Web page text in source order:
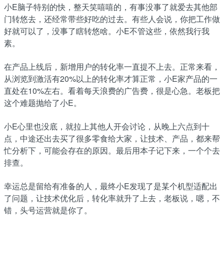
小E脑子特别的快，整天笑嘻嘻的，有事没事了就爱去其他部
门转悠去，还经常带些好吃的过去。有些人会说，你把工作做
好就可以了，没事了瞎转悠啥。小E不管这些，依然我行我
素。
在产品上线后，新增用户的转化率一直提不上去。正常来看，
从浏览到激活有20%以上的转化率才算正常，小E家产品的一
直处在10%左右。看着每天浪费的广告费，很是心急。老板把
这个难题抛给了小E。
小E心里也没底，就拉上其他人开会讨论，从晚上六点到十
点，中途还出去买了很多零食给大家，让技术、产品，都来帮
忙分析下，可能会存在的原因。最后用本子记下来，一个个去
排查。
幸运总是留给有准备的人，最终小E发现了是某个机型适配出
了问题，让技术优化后，转化率就升了上去，老板说，嗯，不
错，头号运营就是你了。